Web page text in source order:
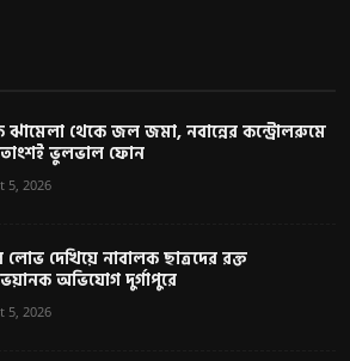
ঝামেলা থেকে জল জমা, নবান্নের কন্ট্রোলরুমে
ভুলভাল ফোন
5, 2026
লোভ দেখিয়ে নাবালক ছাত্রদের রক্ত
অভিযোগ দুর্গাপুরে
5, 2026